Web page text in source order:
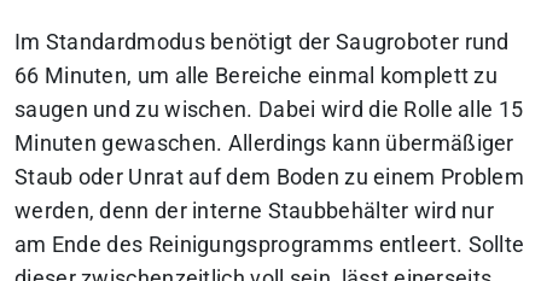
Im Standardmodus benötigt der Saugroboter rund
66 Minuten, um alle Bereiche einmal komplett zu
saugen und zu wischen. Dabei wird die Rolle alle 15
Minuten gewaschen. Allerdings kann übermäßiger
Staub oder Unrat auf dem Boden zu einem Problem
werden, denn der interne Staubbehälter wird nur
am Ende des Reinigungsprogramms entleert. Sollte